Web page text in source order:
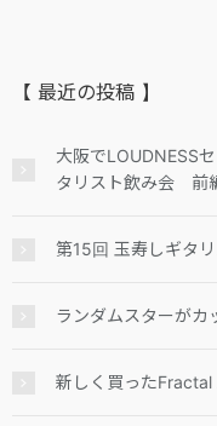
【 最近の投稿 】
大阪でLOUDNESS
タリスト飲み会 前
第15回 玉寿しギタ
ランダムスターが
新しく買った